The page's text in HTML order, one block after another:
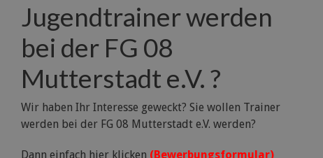
Jugendtrainer werden
bei der FG 08
Mutterstadt e.V. ?
Wir haben Ihr Interesse geweckt? Sie wollen Trainer
werden bei der FG 08 Mutterstadt e.V. werden?
Dann einfach hier klicken (Bewerbungsformular)